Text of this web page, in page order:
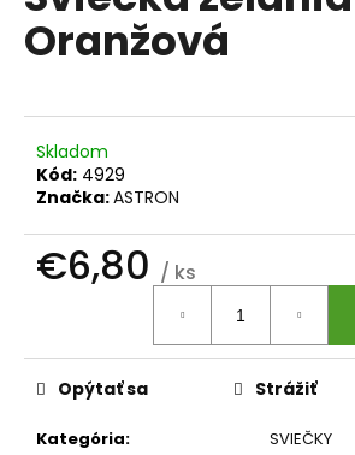
0,0
z
Oranžová
Skladom
Kód: 4929
Značka:ASTRON
€6,80 / ks
Kategória: SVIEČKY
Opýtať sa Strážiť
á
j
ť
?
O
p